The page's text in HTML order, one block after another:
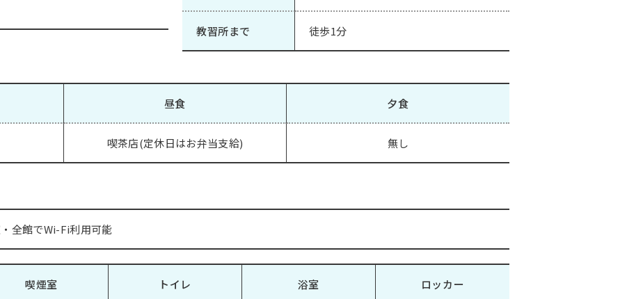
教習所まで 徒歩1分
昼食
喫茶店(定休日はお弁当支給)
夕食
無し
・全館でWi-Fi利用可能
喫煙室 トイレ 浴室 ロッカー